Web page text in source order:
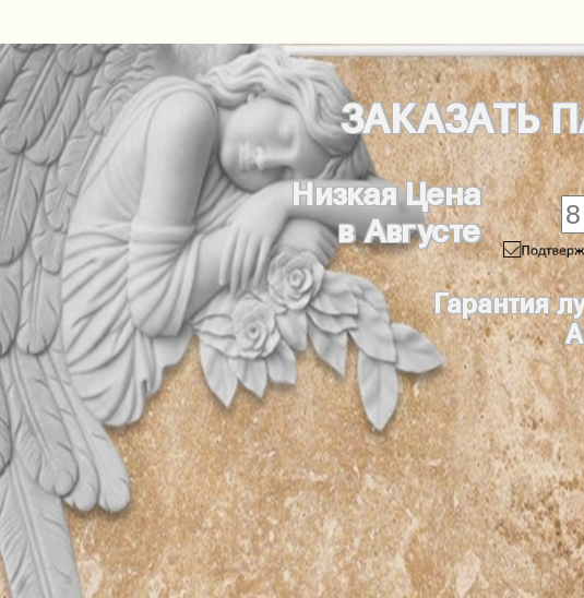
ЗАКАЗАТЬ
Низкая Цена
в Августе
Гарантия